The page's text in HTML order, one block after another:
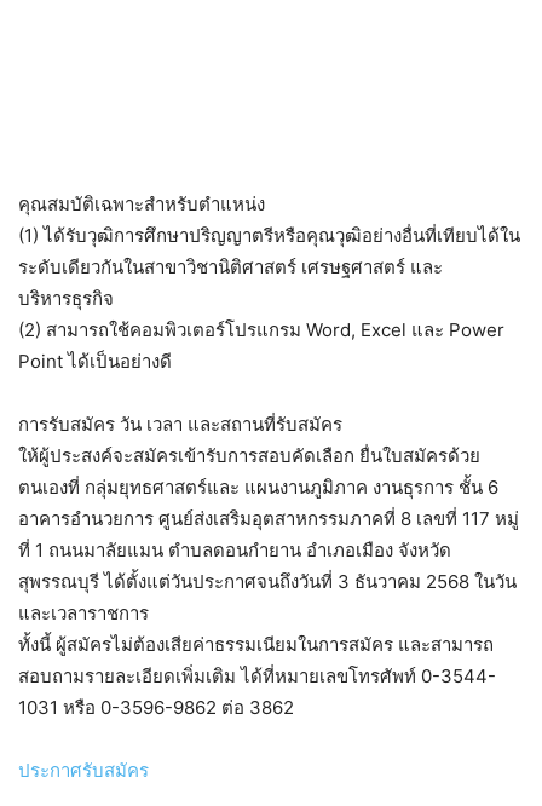
คุณสมบัติเฉพาะสำหรับตำแหน่ง
(1) ได้รับวุฒิการศึกษาปริญญาตรีหรือคุณวุฒิอย่างอื่นที่เทียบได้ใน
ระดับเดียวกันในสาขาวิชานิติศาสตร์ เศรษฐศาสตร์ และ
บริหารธุรกิจ
(2) สามารถใช้คอมพิวเตอร์โปรแกรม Word, Excel และ Power
Point ได้เป็นอย่างดี
การรับสมัคร วัน เวลา และสถานที่รับสมัคร
ให้ผู้ประสงค์จะสมัครเข้ารับการสอบคัดเลือก ยื่นใบสมัครด้วย
ตนเองที่ กลุ่มยุทธศาสตร์และ แผนงานภูมิภาค งานธุรการ ชั้น 6
อาคารอำนวยการ ศูนย์ส่งเสริมอุตสาหกรรมภาคที่ 8 เลขที่ 117 หมู่
ที่ 1 ถนนมาลัยแมน ตำบลดอนกำยาน อำเภอเมือง จังหวัด
สุพรรณบุรี ได้ตั้งแต่วันประกาศจนถึงวันที่ 3 ธันวาคม 2568 ในวัน
และเวลาราชการ
ทั้งนี้ ผู้สมัครไม่ต้องเสียค่าธรรมเนียมในการสมัคร และสามารถ
สอบถามรายละเอียดเพิ่มเติม ได้ที่หมายเลขโทรศัพท์ 0-3544-
1031 หรือ 0-3596-9862 ต่อ 3862
ประกาศรับสมัคร